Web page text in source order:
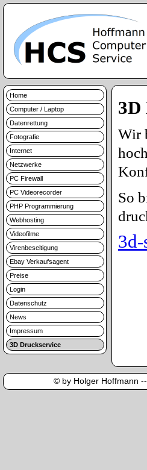
Home
Computer / Laptop
Datenrettung
Fotografie
Internet
Netzwerke
PC Firewall
PC Videorecorder
PHP Programmierung
Webhosting
Videofilme
Virenbeseitigung
Ebay Verkaufsagent
Preise
Login
Datenschutz
News
Impressum
3D Druckservice
3D
Wir
So
© by Holger Hoffmann